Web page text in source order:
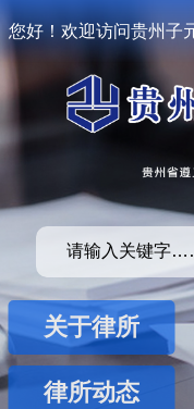
您好！欢迎访问贵州子
关于律所
律所动态